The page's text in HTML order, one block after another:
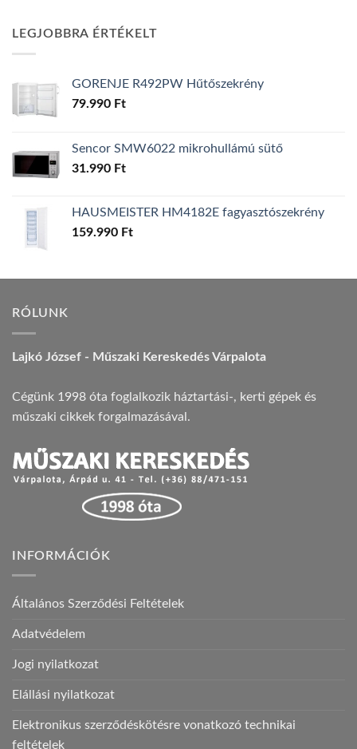
157.990 Ft.
LEGJOBBRA ÉRTÉKELT
GORENJE R492PW Hűtőszekrény
79.990 Ft
Sencor SMW6022 mikrohullámú sütő
31.990 Ft
HAUSMEISTER HM4182E fagyasztószekrény
159.990 Ft
RÓLUNK
Lajkó József - Műszaki Kereskedés Várpalota
Cégünk 1998 óta foglalkozik háztartási-, kerti gépek és
műszaki cikkek forgalmazásával.
INFORMÁCIÓK
Általános Szerződési Feltételek
Adatvédelem
Jogi nyilatkozat
Elállási nyilatkozat
Elektronikus szerződéskötésre vonatkozó technikai
feltételek